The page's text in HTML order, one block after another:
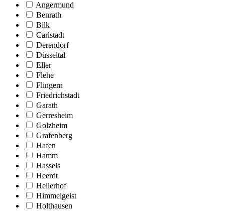
Angermund
Benrath
Bilk
Carlstadt
Derendorf
Düsseltal
Eller
Flehe
Flingern
Friedrichstadt
Garath
Gerresheim
Golzheim
Grafenberg
Hafen
Hamm
Hassels
Heerdt
Hellerhof
Himmelgeist
Holthausen